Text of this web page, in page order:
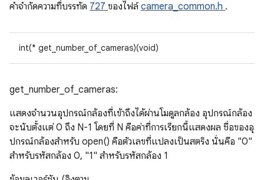
คําจํากัดความที่บรรทัด 727 ของไฟล์camera_common.h .
int(* get_number_of_cameras)(void)
get_number_of_cameras:
แสดงจํานวนอุปกรณ์กล้องที่เข้าถึงได้ผ่านโมดูลกล้อง อุปกรณ์กล้อง
จะนับตั้งแต่ 0 ถึง N-1 โดยที่ N คือค่าที่การเรียกนี้แสดงผล ชื่อของอุ
ปกรณ์กล้องสําหรับ open() คือตัวเลขที่แปลงเป็นสตริง นั่นคือ "0"
สำหรับรหัสกล้อง 0, "1" สำหรับรหัสกล้อง 1